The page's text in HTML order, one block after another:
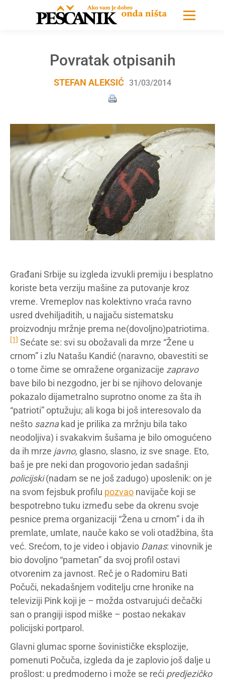
Povratak otpisanih
STEFAN ALEKSIĆ 31/03/2014
Građani Srbije su izgleda izvukli premiju i besplatno
koriste beta verziju mašine za putovanje kroz
vreme. Vremeplov nas kolektivno vraća ravno
usred dvehiljaditih, u najjaču sistematsku
proizvodnju mržnje prema ne(dovoljno)patriotima.
[1] Sećate se: svi su obožavali da mrze “Žene u
crnom” i zlu Natašu Kandić (naravno, obavestiti se
o tome čime se omražene organizacije zapravo
bave bilo bi nezgodno, jer bi se njihovo delovanje
pokazalo dijametralno suprotno onome za šta ih
“patrioti” optužuju; ali koga bi još interesovalo da
nešto sazna kad je prilika za mržnju bila tako
neodoljiva) i svakakvim šušama je bilo omogućeno
da ih mrze javno, glasno, slasno, iz sve snage. Eto,
baš je pre neki dan progovorio jedan sadašnji
policijski(nadam se ne još zadugo) uposlenik: on je
na svom fejsbuk profilu pozvao navijače koji se
bespotrebno tuku između sebe da okrenu svoje
pesnice prema organizaciji “Žena u crnom” i da ih
premlate, umlate, nauče kako se voli otadžbina, šta
već. Srećom, to je video i objavio Danas: vinovnik je
bio dovoljno “pametan” da svoj profil ostavi
otvorenim za javnost. Reč je o Radomiru Bati
Počuči, nekadašnjem voditelju crne hronike na
televiziji Pink koji je – možda ostvarujući dečački
san o prangiji ispod miške – postao nekakav
policijski portparol.
Glavni glumac sporne šovinističke eksplozije,
pomenuti Počuča, izgleda da je zaplovio još dalje u
prošlost: u predmoderno i može se reći predjezičko